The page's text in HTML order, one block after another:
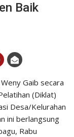
Baik
Gaib secara
(Diklat)
Desa/Kelurahan
ini berlangsung
Rabu